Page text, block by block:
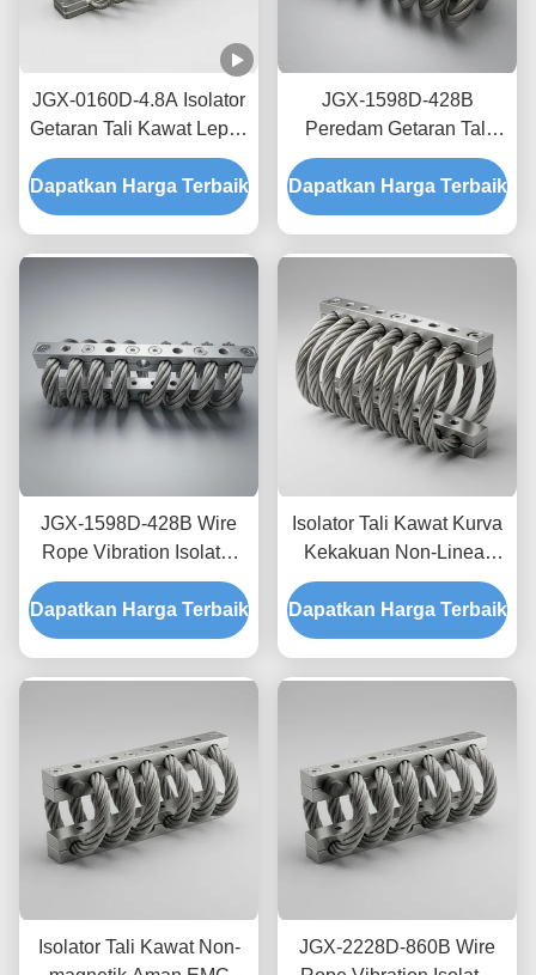
JGX-0160D-4.8A Isolator
Getaran Tali Kawat Lepas
Pantai Laut Bebas
Perawatan Shock Mount
Baja Tahan Karat
Dapatkan Harga Terbaik
JGX-1598D-428B
Peredam Getaran Tali
Kawat Tanpa Creep,
Gesekan Bebas Oli,
Peredam untuk
Dapatkan Harga Terbaik
JGX-1598D-428B Wire
Rope Vibration Isolator
Fungus Chemical
Washdown Resistant
Stainless Steel Isolation
Dapatkan Harga Terbaik
Isolator Tali Kawat Kurva
Kekakuan Non-Linear
JGX-2228D-665B
Pemasangan Semua
Logam Ramah
Dapatkan Harga Terbaik
Isolator Tali Kawat Non-
JGX-2228D-860B Wire